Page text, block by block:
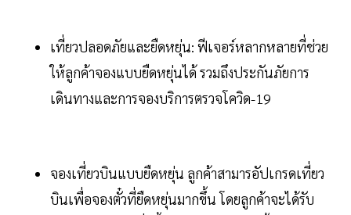
เที่ยวปลอดภัยและยืดหยุ่น: ฟีเจอร์หลากหลายที่ช่วย
ให้ลูกค้าจองแบบยืดหยุ่นได้ รวมถึงประกันภัยการ
เดินทางและการจองบริการตรวจโควิด-19
จองเที่ยวบินแบบยืดหยุ่น ลูกค้าสามารอัปเกรดเที่ยว
บินเพื่อจองตั๋วที่ยืดหยุ่นมากขึ้น โดยลูกค้าจะได้รับ